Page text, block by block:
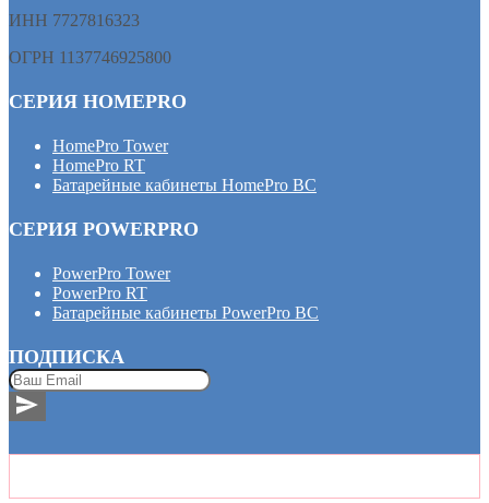
ИНН 7727816323
ОГРН 1137746925800
СЕРИЯ HOMEPRO
HomePro Tower
HomePro RT
Батарейные кабинеты HomePro BC
СЕРИЯ POWERPRO
PowerPro Tower
PowerPro RT
Батарейные кабинеты PowerPro BC
ПОДПИСКА